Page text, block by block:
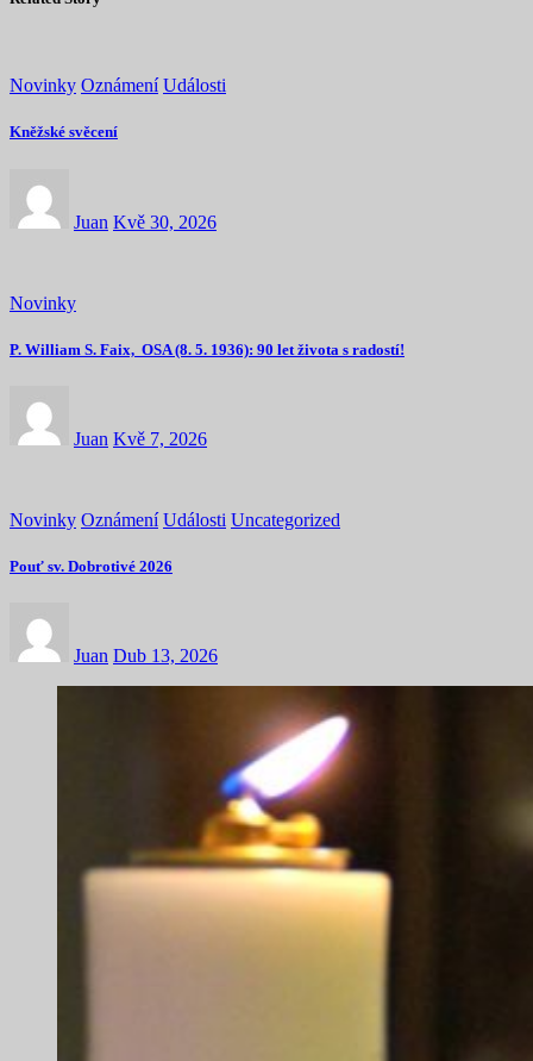
Novinky Oznámení Události
Kněžské svěcení
Juan Kvě 30, 2026
Novinky
P. William S. Faix, OSA (8. 5. 1936): 90 let života s radostí!
Juan Kvě 7, 2026
Novinky Oznámení Události Uncategorized
Pouť sv. Dobrotivé 2026
Juan Dub 13, 2026